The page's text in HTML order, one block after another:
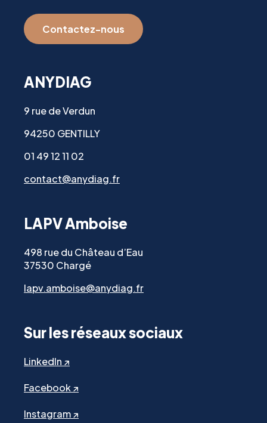
Contactez-nous
ANYDIAG
9 rue de Verdun
94250 GENTILLY
01 49 12 11 02
contact@anydiag.fr
LAPV Amboise
498 rue du Château d’Eau
37530 Chargé
lapv.amboise@anydiag.fr
Sur les réseaux sociaux
LinkedIn ↗
Facebook ↗
Instagram ↗